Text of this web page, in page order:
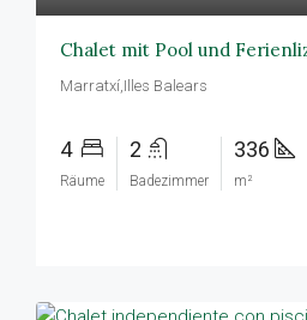
Chalet mit Pool und
Marratxí,Illes Balears
4
Räume
2
Badezimmer
336
m²